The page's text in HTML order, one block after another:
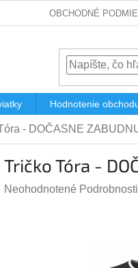
OBCHODNÉ
Hodnotenie
- DOČASNE
Tričko Tóra -
Priemerné
Neohodnotené